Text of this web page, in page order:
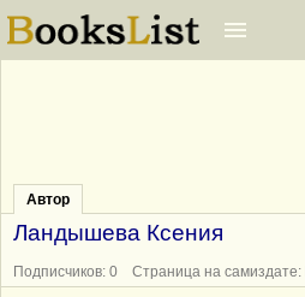
Автор
Ландышева Ксения
Подписчиков: 0 Страница на самиздате: